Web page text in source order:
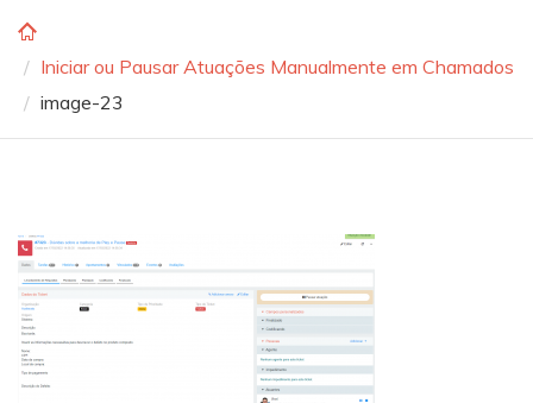
Iniciar ou Pausar Atuações Manualmente em Chamados
image-23